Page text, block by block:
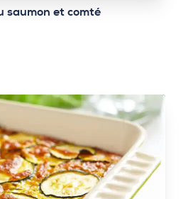
saumon et comté